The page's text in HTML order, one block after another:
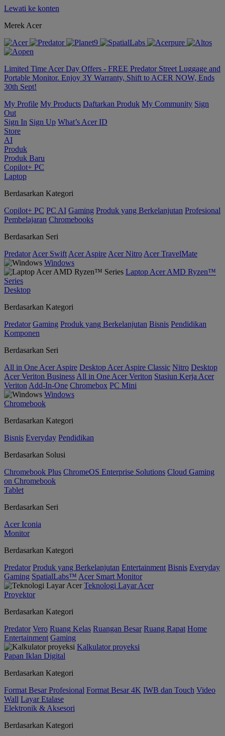
Lewati ke konten
Merek Acer
Limited Time Acer Day Offers - FREE Predator Street Luggage and
Portable Monitor. Enjoy 3Y Warranty, Shift to ACER NOW, Ends
30th Sept!
My Profile My Products Daftarkan Produk My Community Sign
Out
Sign In Sign Up What’s Acer ID
Store
AI
Produk
Produk Baru
Copilot+ PC
Laptop
Berdasarkan Kategori
Copilot+ PC PC AI Gaming Produk yang Berkelanjutan Profesional
Pembelajaran Chromebooks
Berdasarkan Seri
Predator Acer Swift Acer Aspire Acer Nitro Acer TravelMate
Windows
Laptop Acer AMD Ryzen™
Series
Desktop
Berdasarkan Kategori
Predator Gaming Produk yang Berkelanjutan Bisnis Pendidikan
Komponen
Berdasarkan Seri
All in One Acer Aspire Desktop Acer Aspire Classic Nitro Desktop
Acer Veriton Business All in One Acer Veriton Stasiun Kerja Acer
Veriton Add-In-One Chromebox PC Mini
Windows
Chromebook
Berdasarkan Kategori
Bisnis Everyday Pendidikan
Berdasarkan Solusi
Chromebook Plus ChromeOS Enterprise Solutions Cloud Gaming
on Chromebook
Tablet
Berdasarkan Seri
Acer Iconia
Monitor
Berdasarkan Kategori
Predator Produk yang Berkelanjutan Entertainment Bisnis Everyday
Gaming SpatialLabs™ Acer Smart Monitor
Teknologi Layar Acer
Proyektor
Berdasarkan Kategori
Predator Vero Ruang Kelas Ruangan Besar Ruang Rapat Home
Entertainment Gaming
Kalkulator proyeksi
Papan Iklan Digital
Berdasarkan Kategori
Format Besar Profesional Format Besar 4K IWB dan Touch Video
Wall Layar Etalase
Elektronik & Aksesori
Berdasarkan Kategori